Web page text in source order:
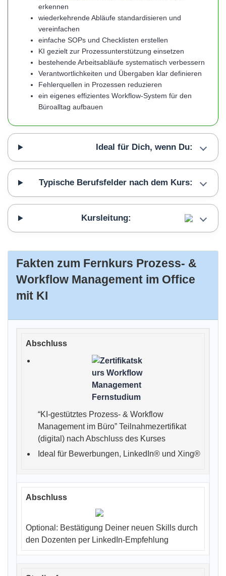
erkennen
wiederkehrende Abläufe standardisieren und
vereinfachen
einfache SOPs und Checklisten erstellen
KI gezielt zur Prozessunterstützung einsetzen
bestehende Arbeitsabläufe systematisch verbessern
Verantwortlichkeiten und Übergaben klar definieren
Fehlerquellen in Prozessen reduzieren
ein eigenes effizientes Workflow-System für den
Büroalltag aufbauen
Ideal für Dich, wenn Du:
Typische Berufsfelder nach dem Kurs:
Kursleitung:
Fakten zum Fernkurs Prozess- &
Workflow Management im Office
mit KI
“KI-gestütztes Prozess- & Workflow
Management im Büro” Teilnahmezertifikat
(digital) nach Abschluss des Kurses
Ideal für Bewerbungen, LinkedIn® und Xing®
Optional: Bestätigung Deiner neuen Skills durch
den Dozenten per LinkedIn-Empfehlung